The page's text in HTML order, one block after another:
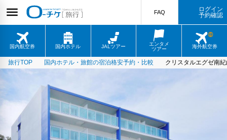
国内航空券 国内ホテル JALツアー
エンタメ
ツアー
海外航空券
FAQ
ログイン
予約確認
旅行TOP 国内ホテル・旅館の宿泊格安予約・比較 クリスタルエグゼ南